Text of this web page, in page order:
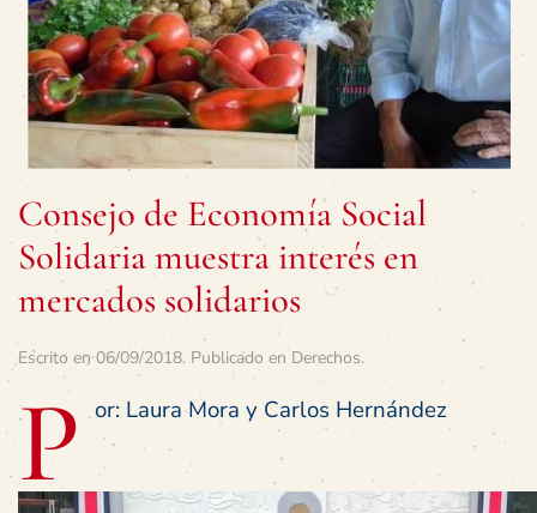
Consejo de Economía Social
Solidaria muestra interés en
mercados solidarios
Escrito en06/09/2018. Publicado en Derechos.
P or: Laura Mora y Carlos Hernández